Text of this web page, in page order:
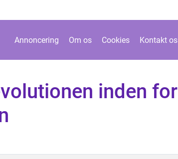
Annoncering Om os Cookies Kontakt os
inden for